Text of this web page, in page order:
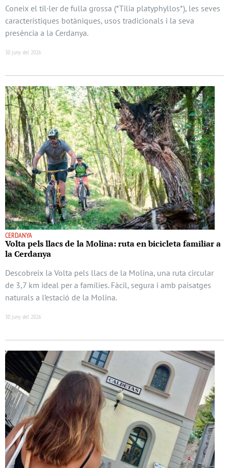
Coneix el til·ler de fulla grossa (*Tilia platyphyllos*), les seves
característiques botàniques, usos tradicionals i la seva
presència a la Cerdanya.
30 juny del 2026
CERDANYA
Volta pels llacs de la Molina: ruta en bicicleta familiar a
la Cerdanya
Descobreix la Volta pels llacs de la Molina, una ruta circular
de 3,7 km ideal per a famílies. Fàcil, segura i amb paisatges
naturals a l’estació de la Molina.
30 juny del 2026